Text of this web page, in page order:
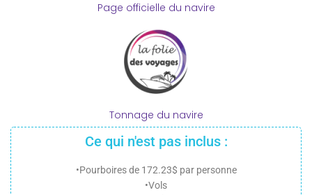
Page officielle du navire
Tonnage du navire
Ce qui n'est pas inclus :
•Pourboires de 172.23$ par personne
•Vols